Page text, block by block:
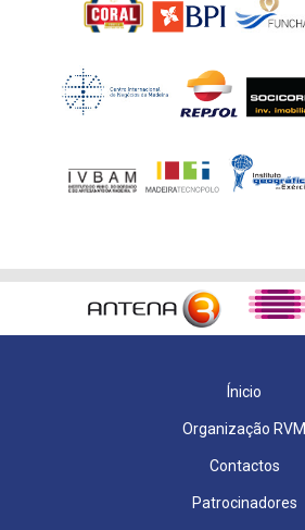
Ínicio
Organização RVM
Contactos
Patrocinadores